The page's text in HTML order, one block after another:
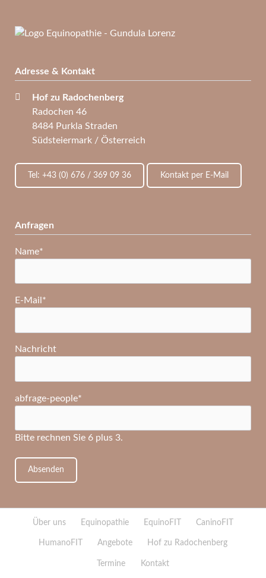
Adresse & Kontakt
Hof zu Radochenberg
Radochen 46
8484 Purkla Straden
Südsteiermark / Österreich
Tel: +43 (0) 676 / 369 09 36 Kontakt per E-Mail
Anfragen
Pflichtfeld
Name*
Pflichtfeld
E-Mail *
Nachricht
Pflichtfeld
abfrage-people*
Bitte rechnen Sie 6 plus 3.
Absenden
Navigation
Über uns Equinopathie EquinoFIT CaninoFIT
HumanoFIT Angebote Hof zu Radochenberg
Termine Kontakt